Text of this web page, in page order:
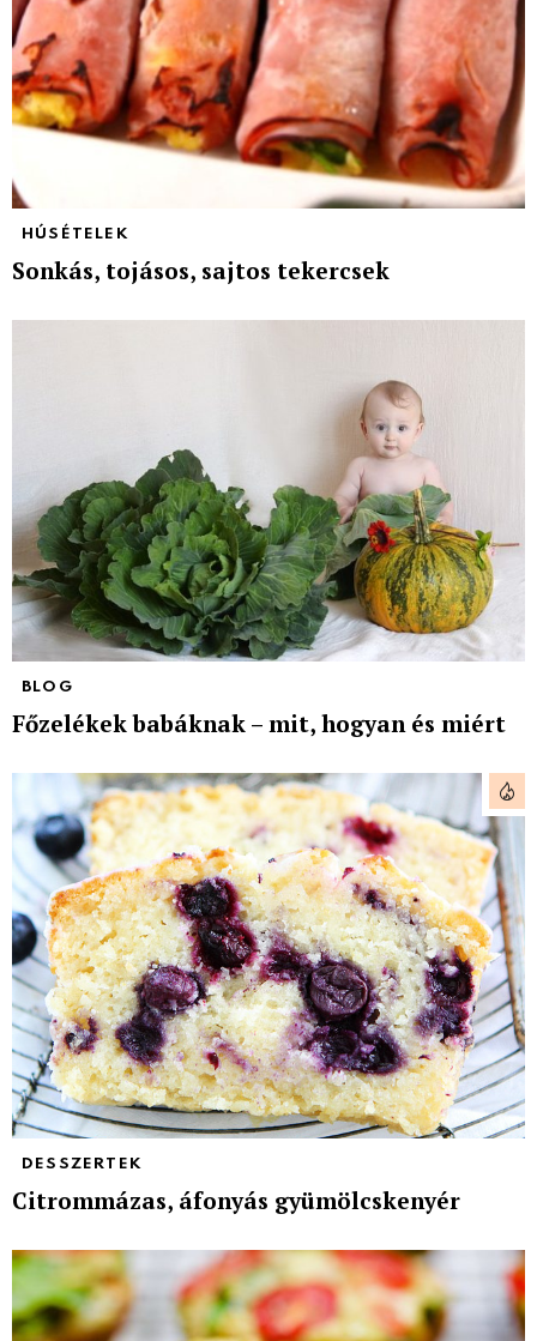
HÚSÉTELEK
Sonkás, tojásos, sajtos tekercsek
BLOG
Főzelékek babáknak – mit, hogyan és miért
DESSZERTEK
Citrommázas, áfonyás gyümölcskenyér